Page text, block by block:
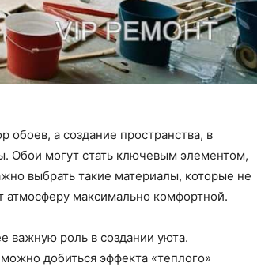
обоев, а создание пространства, в
Обои могут стать ключевым элементом,
выбрать такие материалы, которые не
атмосферу максимально комфортной.
важную роль в создании уюта.
добиться эффекта «теплого»